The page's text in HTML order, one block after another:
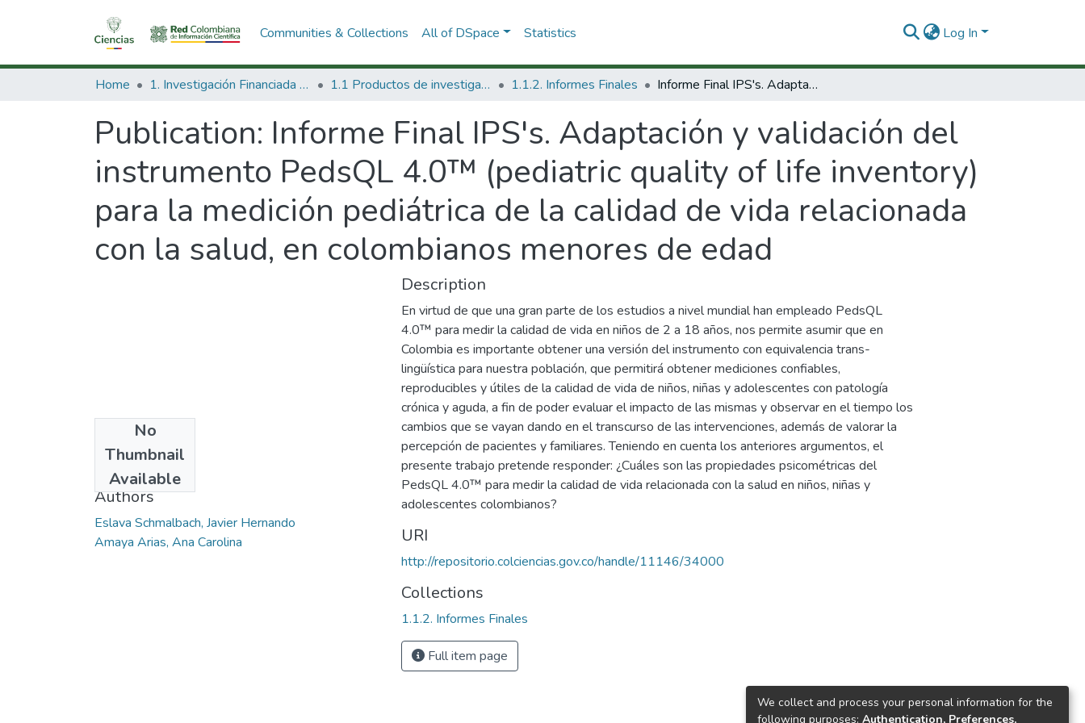
Communities & Collections All of DSpace Statistics Log In
Home 1. Investigación Financiada con Recursos Públicos 1.1 Productos de investigación 1.1.2. Informes Finales Informe Final IPS's. Adaptación y validación del instrumento PedsQL 4.0™ (pediatric quality of life inventory) para la medición pediátrica de la calidad de vida relacionada con la salud, en colombianos menores de edad
Publication: Informe Final IPS's. Adaptación y validación del
instrumento PedsQL 4.0™ (pediatric quality of life inventory)
para la medición pediátrica de la calidad de vida relacionada
con la salud, en colombianos menores de edad
No
Thumbnail
Available
2014
Authors
Eslava Schmalbach, Javier Hernando
Amaya Arias, Ana Carolina
Description
En virtud de que una gran parte de los estudios a nivel mundial han empleado PedsQL
4.0™ para medir la calidad de vida en niños de 2 a 18 años, nos permite asumir que en
Colombia es importante obtener una versión del instrumento con equivalencia trans-
lingüística para nuestra población, que permitirá obtener mediciones confiables,
reproducibles y útiles de la calidad de vida de niños, niñas y adolescentes con patología
crónica y aguda, a fin de poder evaluar el impacto de las mismas y observar en el tiempo los
cambios que se vayan dando en el transcurso de las intervenciones, además de valorar la
percepción de pacientes y familiares. Teniendo en cuenta los anteriores argumentos, el
presente trabajo pretende responder: ¿Cuáles son las propiedades psicométricas del
PedsQL 4.0™ para medir la calidad de vida relacionada con la salud en niños, niñas y
adolescentes colombianos?
URI
http://repositorio.colciencias.gov.co/handle/11146/34000
Collections
1.1.2. Informes Finales
Full item page
We collect and process your personal information for the
following purposes: Authentication, Preferences,